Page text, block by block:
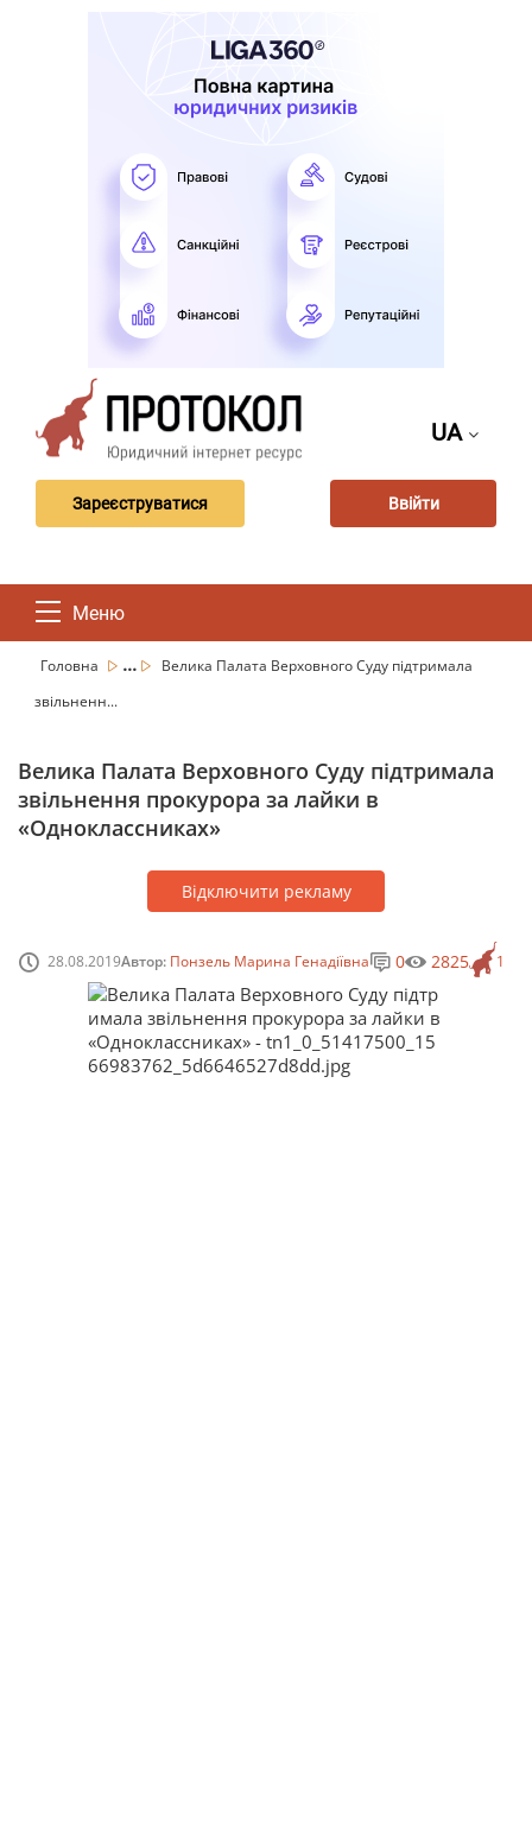
UA
Зареєструватися Ввійти
Меню
Головна ...
Велика Палата Верховного Суду підтримала
звільненн...
Велика Палата Верховного Суду підтримала
звільнення прокурора за лайки в
«Одноклассниках»
Відключити рекламу
28.08.2019Автор: Понзель Марина Генадіївна 1
0 2825